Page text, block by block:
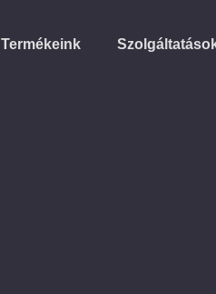
Termékeink